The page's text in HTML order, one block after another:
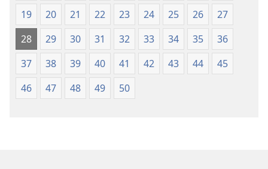
a
le
Lalolagi
Fou
(Toe
le
Lalolagi
Fou
(Toe
teuteuina
19
20 21 22 23 24 25 26
27
28
29 30 31 32 33 34 35
36
37
38 39 40 41 42 43 44
45
46
47 48 49 50